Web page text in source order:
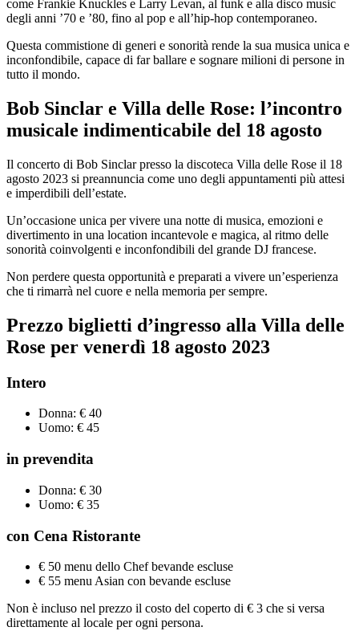
come Frankie Knuckles e Larry Levan, al funk e alla disco music
degli anni ’70 e ’80, fino al pop e all’hip-hop contemporaneo.
Questa commistione di generi e sonorità rende la sua musica unica e
inconfondibile, capace di far ballare e sognare milioni di persone in
tutto il mondo.
Bob Sinclar e Villa delle Rose: l’incontro
musicale indimenticabile del 18 agosto
Il concerto di Bob Sinclar presso la discoteca Villa delle Rose il 18
agosto 2023 si preannuncia come uno degli appuntamenti più attesi
e imperdibili dell’estate.
Un’occasione unica per vivere una notte di musica, emozioni e
divertimento in una location incantevole e magica, al ritmo delle
sonorità coinvolgenti e inconfondibili del grande DJ francese.
Non perdere questa opportunità e preparati a vivere un’esperienza
che ti rimarrà nel cuore e nella memoria per sempre.
Prezzo biglietti d’ingresso alla Villa delle
Rose per venerdì 18 agosto 2023
Intero
Donna: € 40
Uomo: € 45
in prevendita
Donna: € 30
Uomo: € 35
con Cena Ristorante
€ 50 menu dello Chef bevande escluse
€ 55 menu Asian con bevande escluse
Non è incluso nel prezzo il costo del coperto di € 3 che si versa
direttamente al locale per ogni persona.